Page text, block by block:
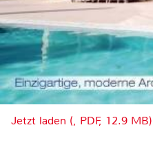
Jetzt laden (, PDF, 12.9 MB)